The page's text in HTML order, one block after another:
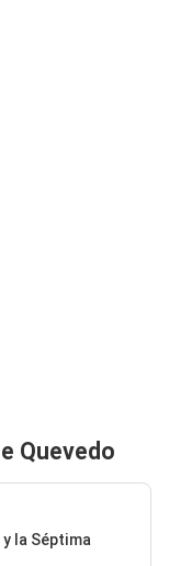
Quevedo
la Séptima